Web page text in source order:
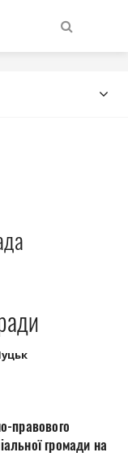
правового
громади на